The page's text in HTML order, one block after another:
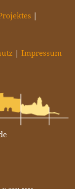
Impressum